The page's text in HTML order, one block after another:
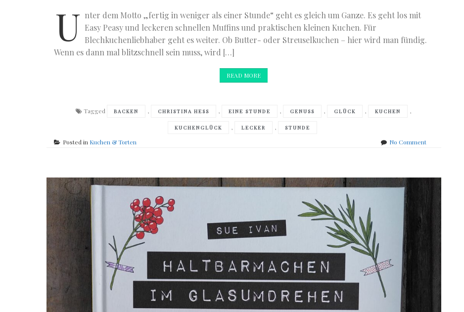
U nter dem Motto „fertig in weniger als einer Stunde“ geht es gleich um Ganze. Es geht los mit
Easy Peasy und leckeren schnellen Muffins und praktischen kleinen Kuchen. Für
Blechkuchenliebhaber geht es weiter. Ob Butter- oder Streuselkuchen – hier wird man fündig.
Wenn es dann mal blitzschnell sein muss, wird […]
READ MORE
Tagged BACKEN , CHRISTINA HESS , EINE STUNDE , GENUSS , GLÜCK , KUCHEN ,
KUCHENGLÜCK , LECKER , STUNDE
Posted in Kuchen & Torten No Commenton
superschnelles